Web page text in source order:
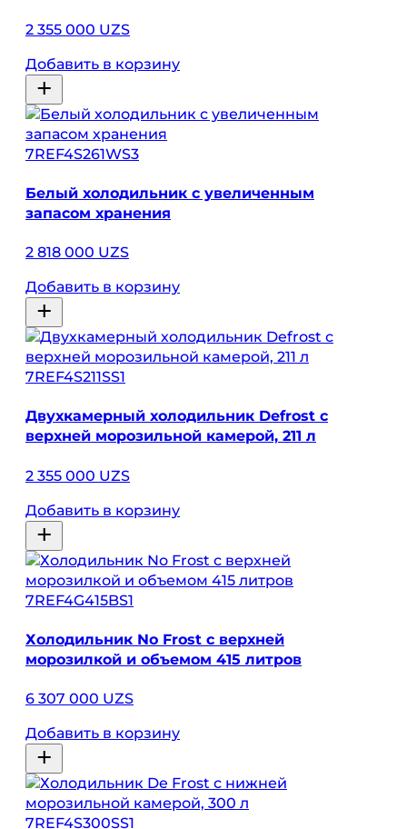
2 355 000 UZS
Добавить в корзину
7REF4S261WS3
Белый холодильник с увеличенным
запасом хранения
2 818 000 UZS
Добавить в корзину
7REF4S211SS1
Двухкамерный холодильник Defrost с
верхней морозильной камерой, 211 л
2 355 000 UZS
Добавить в корзину
7REF4G415BS1
Холодильник No Frost с верхней
морозилкой и объемом 415 литров
6 307 000 UZS
Добавить в корзину
7REF4S300SS1